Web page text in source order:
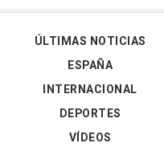
ÚLTIMAS NOTICIAS
ESPAÑA
INTERNACIONAL
DEPORTES
VÍDEOS